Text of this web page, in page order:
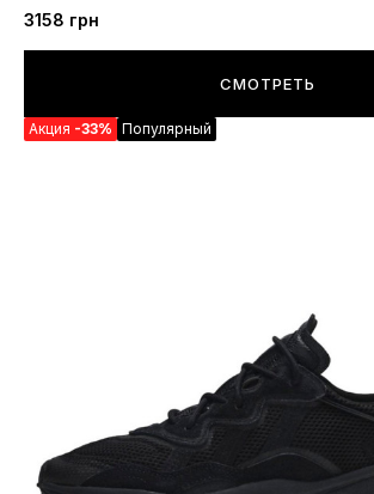
3158 грн
СМОТРЕТЬ
Акция -33% Популярный